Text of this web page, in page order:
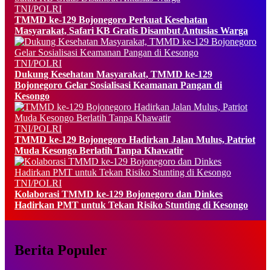
TNI/POLRI
TMMD ke-129 Bojonegoro Perkuat Kesehatan
Masyarakat, Safari KB Gratis Disambut Antusias Warga
TNI/POLRI
Dukung Kesehatan Masyarakat, TMMD ke-129
Bojonegoro Gelar Sosialisasi Keamanan Pangan di
Kesongo
TNI/POLRI
TMMD ke-129 Bojonegoro Hadirkan Jalan Mulus, Patriot
Muda Kesongo Berlatih Tanpa Khawatir
TNI/POLRI
Kolaborasi TMMD ke-129 Bojonegoro dan Dinkes
Hadirkan PMT untuk Tekan Risiko Stunting di Kesongo
Berita Populer